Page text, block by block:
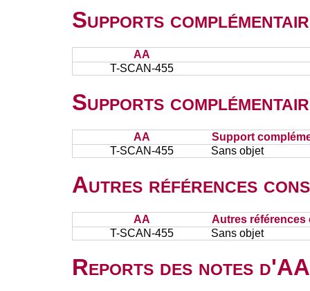
Supports
AA
T-SCAN-455
Supports
AA
Support
T-SCAN-455
Sans objet
Autres références
AA
Autres références
T-SCAN-455
Sans objet
Reports des notes